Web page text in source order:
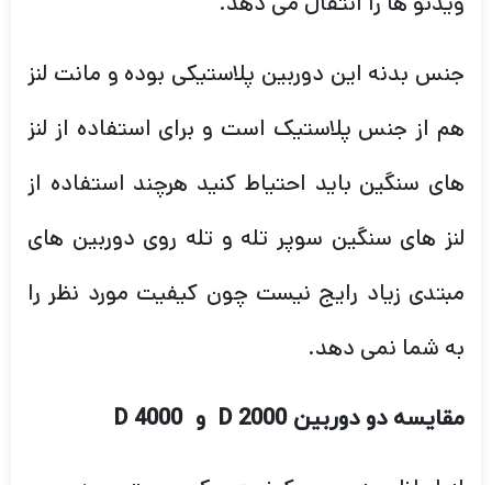
جنس بدنه این دوربین پلاستیکی بوده و مانت لنز
هم از جنس پلاستیک است و برای استفاده از لنز
های سنگین باید احتیاط کنید هرچند استفاده از
لنز های سنگین سوپر تله و تله روی دوربین های
مبتدی زیاد رایج نیست چون کیفیت مورد نظر را
به شما نمی دهد.
مقایسه دو دوربین2000 D و 4000 D